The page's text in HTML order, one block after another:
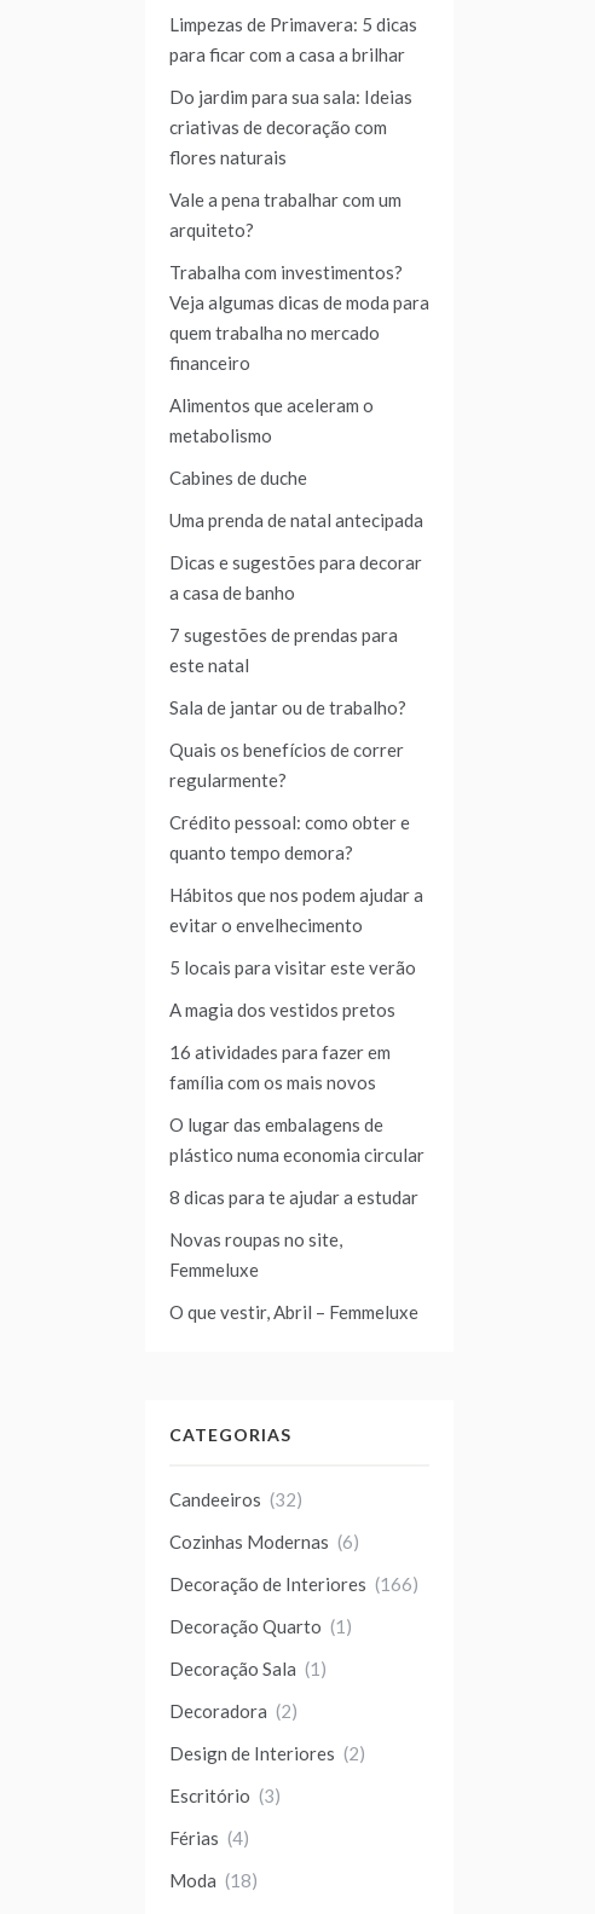
Limpezas de Primavera: 5 dicas
para ficar com a casa a brilhar
Do jardim para sua sala: Ideias
criativas de decoração com
flores naturais
Vale a pena trabalhar com um
arquiteto?
Trabalha com investimentos?
Veja algumas dicas de moda para
quem trabalha no mercado
financeiro
Alimentos que aceleram o
metabolismo
Cabines de duche
Uma prenda de natal antecipada
Dicas e sugestões para decorar
a casa de banho
7 sugestões de prendas para
este natal
Sala de jantar ou de trabalho?
Quais os benefícios de correr
regularmente?
Crédito pessoal: como obter e
quanto tempo demora?
Hábitos que nos podem ajudar a
evitar o envelhecimento
5 locais para visitar este verão
A magia dos vestidos pretos
16 atividades para fazer em
família com os mais novos
O lugar das embalagens de
plástico numa economia circular
8 dicas para te ajudar a estudar
Novas roupas no site,
Femmeluxe
O que vestir, Abril – Femmeluxe
CATEGORIAS
Candeeiros (32)
Cozinhas Modernas (6)
Decoração de Interiores (166)
Decoração Quarto (1)
Decoração Sala (1)
Decoradora (2)
Design de Interiores (2)
Escritório (3)
Férias (4)
Moda (18)